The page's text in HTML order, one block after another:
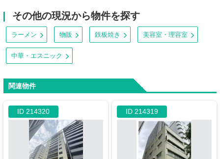
その他の現況から物件を探す
ラーメン 物販 鉄板焼き 美容室・理容室
中華・エスニック
関連物件
ID 214320 ID 214319